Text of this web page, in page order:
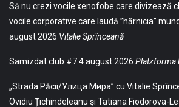
Să nu crezi vocile xenofobe care divizează
vocile corporative care laudă ”hărnicia”
august 2026 Vitalie Sprînceană
Samizdat club #74 august 2026 Platzforma
„Strada Păcii/Улица Мира” cu Vitalie
Ovidiu Țichindeleanu și Tatiana Fiodorova-